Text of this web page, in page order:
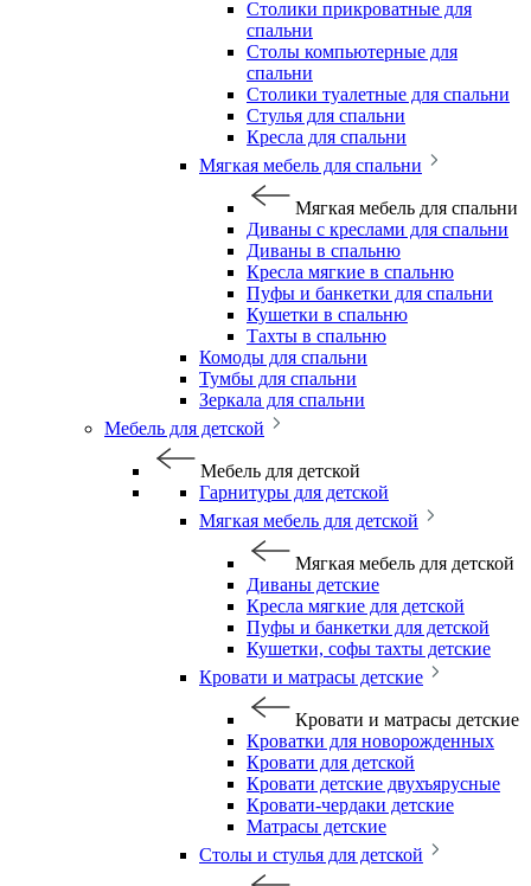
Столики прикроватные для
спальни
Столы компьютерные для
спальни
Столики туалетные для спальни
Стулья для спальни
Кресла для спальни
Мягкая мебель для спальни
Мягкая мебель для спальни
Диваны с креслами для спальни
Диваны в спальню
Кресла мягкие в спальню
Пуфы и банкетки для спальни
Кушетки в спальню
Тахты в спальню
Комоды для спальни
Тумбы для спальни
Зеркала для спальни
Мебель для детской
Мебель для детской
Гарнитуры для детской
Мягкая мебель для детской
Мягкая мебель для детской
Диваны детские
Кресла мягкие для детской
Пуфы и банкетки для детской
Кушетки, софы тахты детские
Кровати и матрасы детские
Кровати и матрасы детские
Кроватки для новорожденных
Кровати для детской
Кровати детские двухъярусные
Кровати-чердаки детские
Матрасы детские
Столы и стулья для детской